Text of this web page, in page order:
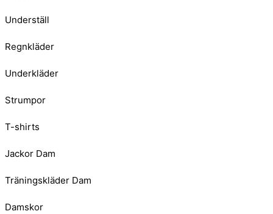
Underställ
Regnkläder
Underkläder
Strumpor
T-shirts
Jackor Dam
Träningskläder Dam
Damskor